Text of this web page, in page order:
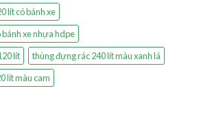
lít có bánh xe
bánh xe nhựa hdpe
lít
thùng đựng rác 240 lít màu xanh lá
lít màu cam